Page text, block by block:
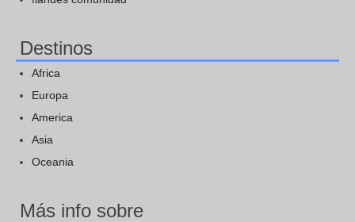
Destinos
Africa
Europa
America
Asia
Oceania
Más info sobre